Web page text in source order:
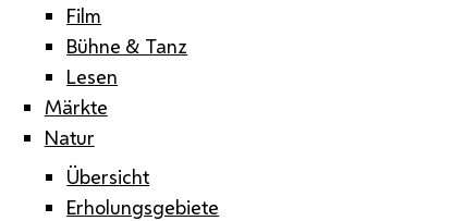
Film
Bühne & Tanz
Lesen
Märkte
Natur
Übersicht
Erholungsgebiete